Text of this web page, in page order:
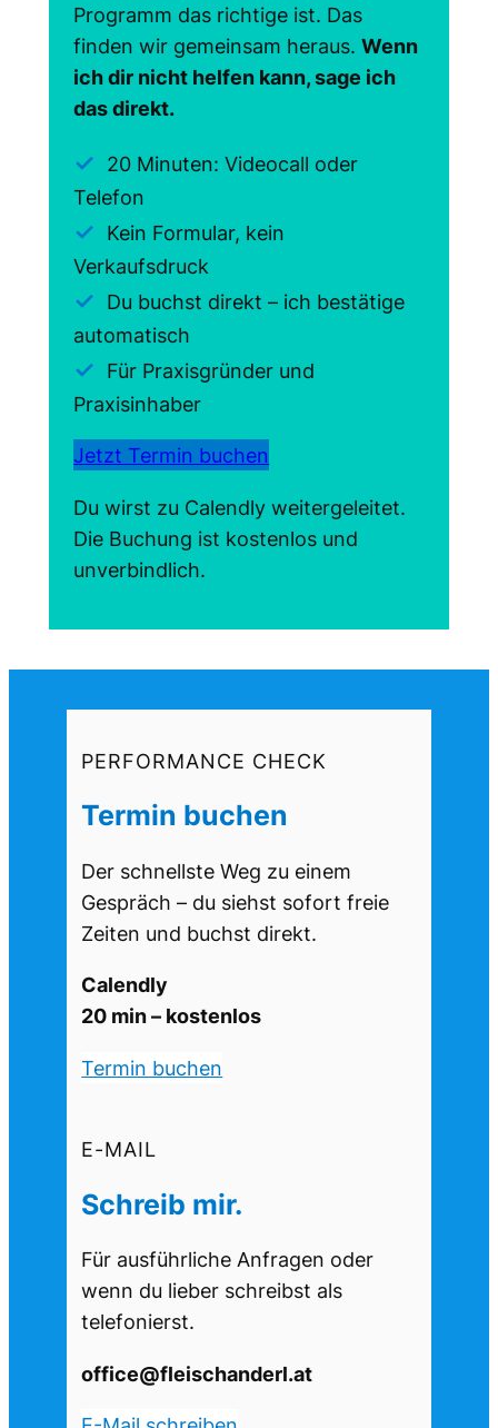
Programm das richtige ist. Das
finden wir gemeinsam heraus.Wenn
ich dir nicht helfen kann, sage ich
das direkt.
20 Minuten: Videocall oder
Telefon
Kein Formular, kein
Verkaufsdruck
Du buchst direkt – ich bestätige
automatisch
Für Praxisgründer und
Praxisinhaber
Jetzt Termin buchen
Du wirst zu Calendly weitergeleitet.
Die Buchung ist kostenlos und
unverbindlich.
PERFORMANCE CHECK
Termin buchen
Der schnellste Weg zu einem
Gespräch – du siehst sofort freie
Zeiten und buchst direkt.
Calendly
20 min – kostenlos
Termin buchen
E-MAIL
Schreib mir.
Für ausführliche Anfragen oder
wenn du lieber schreibst als
telefonierst.
office@fleischanderl.at